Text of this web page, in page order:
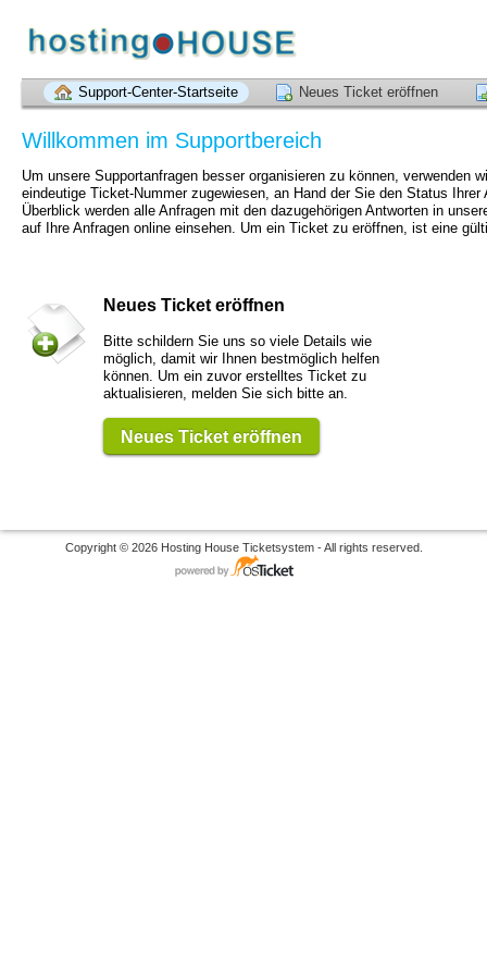
Support-Center-Startseite Neues Ticket eröffnen
Willkommen im Supportbereich
Um unsere Supportanfragen besser organisieren zu können, verwenden
eindeutige Ticket-Nummer zugewiesen, an Hand der Sie den Status
Überblick werden alle Anfragen mit den dazugehörigen Antworten in
auf Ihre Anfragen online einsehen. Um ein Ticket zu eröffnen, ist eine
Neues Ticket eröffnen
Bitte schildern Sie uns so viele Details wie
möglich, damit wir Ihnen bestmöglich helfen
können. Um ein zuvor erstelltes Ticket zu
aktualisieren, melden Sie sich bitte an.
Neues Ticket eröffnen
Copyright © 2026 Hosting House Ticketsystem - All rights reserved.